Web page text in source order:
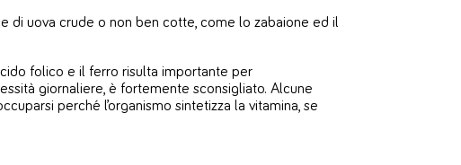
di uova crude o non ben cotte, come lo zabaione ed il
folico e il ferro risulta importante per
giornaliere, è fortemente sconsigliato. Alcune
perché l’organismo sintetizza la vitamina, se